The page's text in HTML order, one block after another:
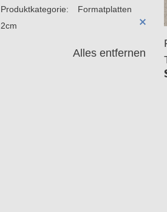
Produktkategorie:
Formatplatten
2cm
Alles entfernen